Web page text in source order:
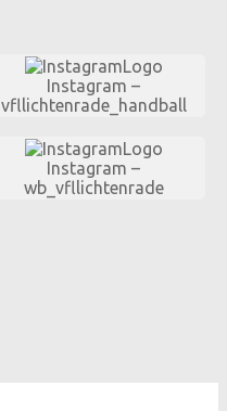
Instagram –
vfllichtenrade_handball
Instagram –
wb_vfllichtenrade